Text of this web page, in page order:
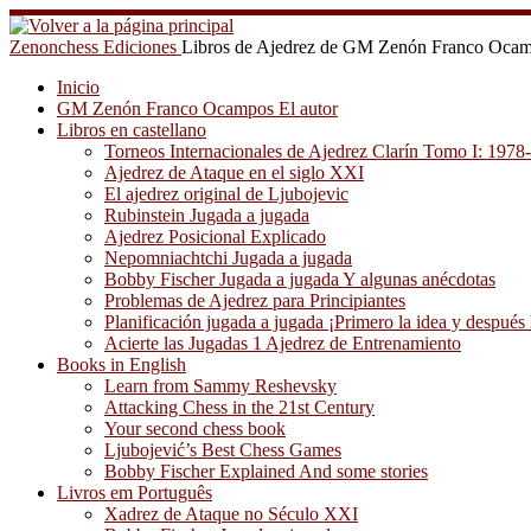
Saltar
al
contenido
Zenonchess Ediciones Libros de Ajedrez de GM Zenón Franco
Inicio
GM Zenón Franco Ocampos El autor
Libros en castellano
Torneos Internacionales de Ajedrez Clarín Tomo I:
Ajedrez de Ataque en el siglo XXI
El ajedrez original de Ljubojevic
Rubinstein Jugada a jugada
Ajedrez Posicional Explicado
Nepomniachtchi Jugada a jugada
Bobby Fischer Jugada a jugada Y algunas anécdotas
Problemas de Ajedrez para Principiantes
Planificación jugada a jugada ¡Primero la idea y después
Acierte las Jugadas 1 Ajedrez de Entrenamiento
Books in English
Learn from Sammy Reshevsky
Attacking Chess in the 21st Century
Your second chess book
Ljubojević’s Best Chess Games
Bobby Fischer Explained And some stories
Livros em Português
Xadrez de Ataque no Século XXI